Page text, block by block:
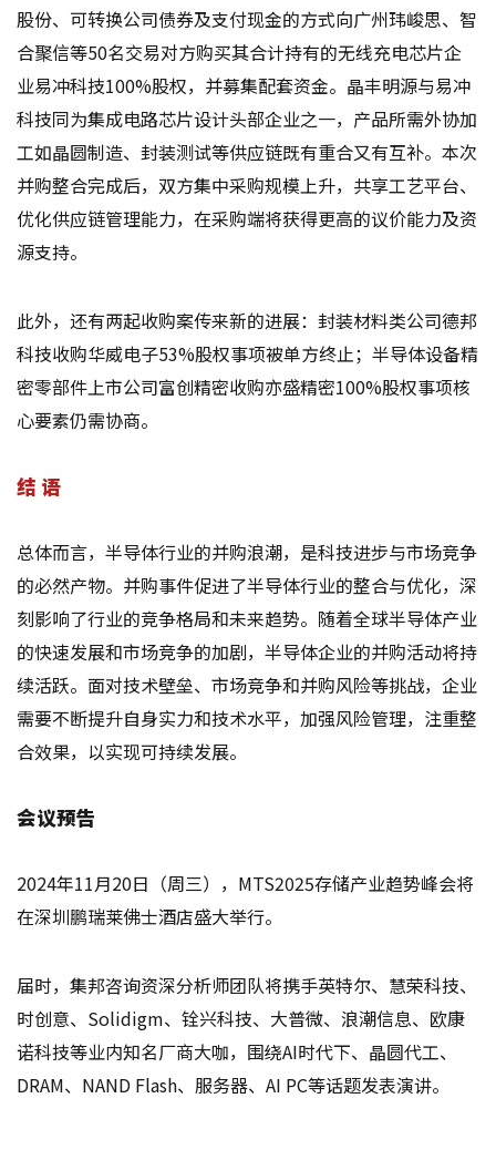
股份、可转换公司债券及支付现金的方式向广州玮峻思、智
合聚信等50名交易对方购买其合计持有的无线充电芯片企
业易冲科技100%股权，并募集配套资金。晶丰明源与易冲
科技同为集成电路芯片设计头部企业之一，产品所需外协加
工如晶圆制造、封装测试等供应链既有重合又有互补。本次
并购整合完成后，双方集中采购规模上升，共享工艺平台、
优化供应链管理能力，在采购端将获得更高的议价能力及资
源支持。
此外，还有两起收购案传来新的进展：封装材料类公司德邦
科技收购华威电子53%股权事项被单方终止；半导体设备精
密零部件上市公司富创精密收购亦盛精密100%股权事项核
心要素仍需协商。
结 语
总体而言，半导体行业的并购浪潮，是科技进步与市场竞争
的必然产物。并购事件促进了半导体行业的整合与优化，深
刻影响了行业的竞争格局和未来趋势。随着全球半导体产业
的快速发展和市场竞争的加剧，半导体企业的并购活动将持
续活跃。面对技术壁垒、市场竞争和并购风险等挑战，企业
需要不断提升自身实力和技术水平，加强风险管理，注重整
合效果，以实现可持续发展。
会议预告
2024年11月20日（周三），MTS2025存储产业趋势峰会将
在深圳鹏瑞莱佛士酒店盛大举行。
届时，集邦咨询资深分析师团队将携手英特尔、慧荣科技、
时创意、Solidigm、铨兴科技、大普微、浪潮信息、欧康
诺科技等业内知名厂商大咖，围绕AI时代下、晶圆代工、
DRAM、NAND Flash、服务器、AI PC等话题发表演讲。